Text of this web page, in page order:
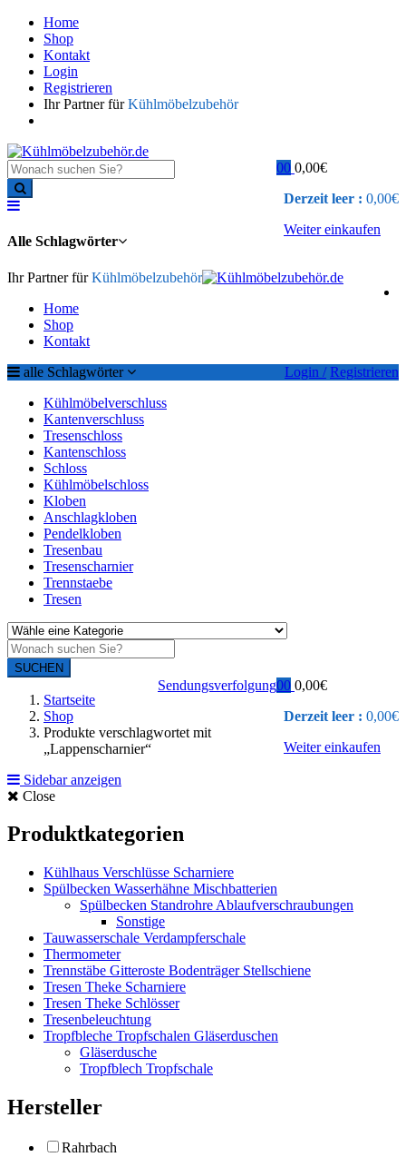
Home
Shop
Kontakt
Login
Registrieren
Ihr Partner fürKühlmöbelzubehör
0 0,00€
Derzeit leer : 0,00€
Weiter einkaufen
0
Alle Schlagwörter
Ihr Partner fürKühlmöbelzubehör
Home
Shop
Kontakt
Login / Registrieren
alle Schlagwörter
Kühlmöbelverschluss
Kantenverschluss
Tresenschloss
Kantenschloss
Schloss
Kühlmöbelschloss
Kloben
Anschlagkloben
Pendelkloben
Tresenbau
Tresenscharnier
Trennstaebe
Tresen
SUCHEN
0 0,00€
Derzeit leer : 0,00€
Weiter einkaufen
0
Sendungsverfolgung
Startseite
Shop
Produkte verschlagwortet mit
„Lappenscharnier“
Sidebar anzeigen
Close
Produktkategorien
Kühlhaus Verschlüsse Scharniere
Spülbecken Wasserhähne Mischbatterien
Spülbecken Standrohre Ablaufverschraubungen
Sonstige
Tauwasserschale Verdampferschale
Thermometer
Trennstäbe Gitteroste Bodenträger Stellschiene
Tresen Theke Scharniere
Tresen Theke Schlösser
Tresenbeleuchtung
Tropfbleche Tropfschalen Gläserduschen
Gläserdusche
Tropfblech Tropfschale
Hersteller
Rahrbach